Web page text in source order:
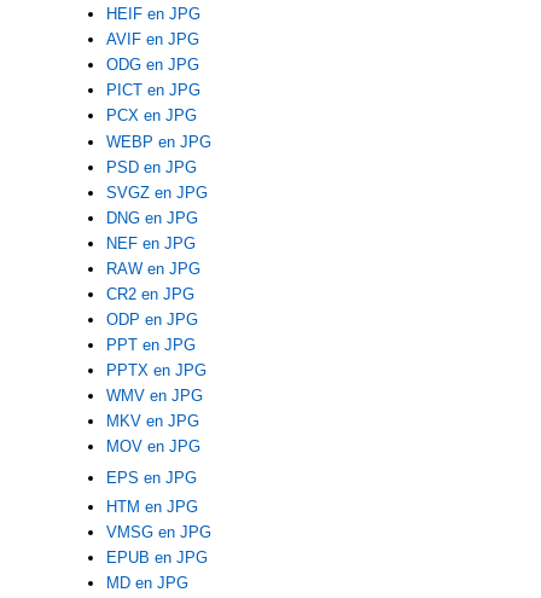
HEIF en JPG
AVIF en JPG
ODG en JPG
PICT en JPG
PCX en JPG
WEBP en JPG
PSD en JPG
SVGZ en JPG
DNG en JPG
NEF en JPG
RAW en JPG
CR2 en JPG
ODP en JPG
PPT en JPG
PPTX en JPG
WMV en JPG
MKV en JPG
MOV en JPG
EPS en JPG
HTM en JPG
VMSG en JPG
EPUB en JPG
MD en JPG